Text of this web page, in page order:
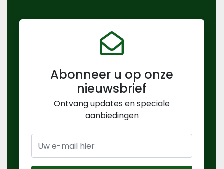
Abonneer u op onze
nieuwsbrief
Ontvang updates en speciale
aanbiedingen